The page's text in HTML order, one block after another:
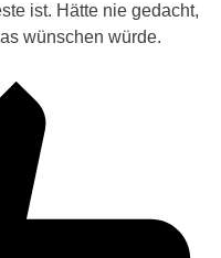
ist. Hätte nie gedacht,
wünschen würde.